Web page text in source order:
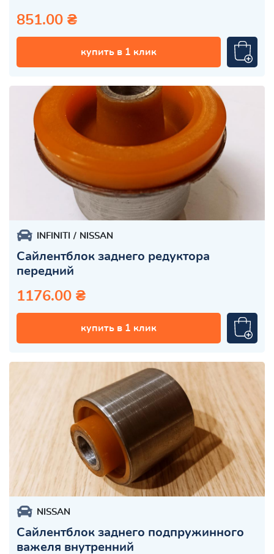
851.00 ₴
купить в 1 клик
INFINITI NISSAN
Сайлентблок заднего редуктора
передний
1176.00 ₴
купить в 1 клик
NISSAN
Сайлентблок заднего подпружинного
важеля внутренний